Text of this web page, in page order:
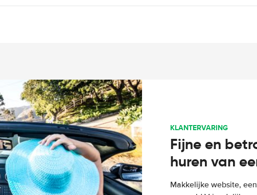
KLANTERVARING
Fijne en
huren van
Makkelijke website,